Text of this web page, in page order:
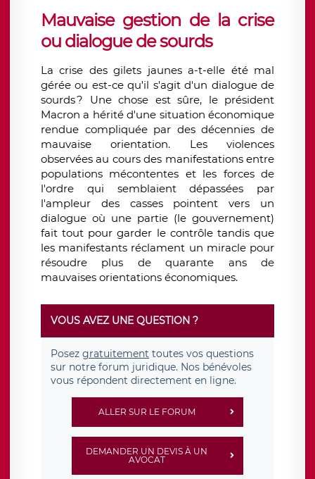
Mauvaise gestion de la crise
ou dialogue de sourds
La crise des gilets jaunes a-t-elle été mal
gérée ou est-ce qu'il s'agit d'un dialogue de
sourds ? Une chose est sûre, le président
Macron a hérité d'une situation économique
rendue compliquée par des décennies de
mauvaise orientation. Les violences
observées au cours des manifestations entre
populations mécontentes et les forces de
l'ordre qui semblaient dépassées par
l'ampleur des casses pointent vers un
dialogue où une partie (le gouvernement)
fait tout pour garder le contrôle tandis que
les manifestants réclament un miracle pour
résoudre plus de quarante ans de
mauvaises orientations économiques.
VOUS AVEZ UNE QUESTION ?
Posez gratuitement toutes vos questions
sur notre forum juridique. Nos bénévoles
vous répondent directement en ligne.
ALLER SUR LE FORUM
DEMANDER UN DEVIS À UN
AVOCAT